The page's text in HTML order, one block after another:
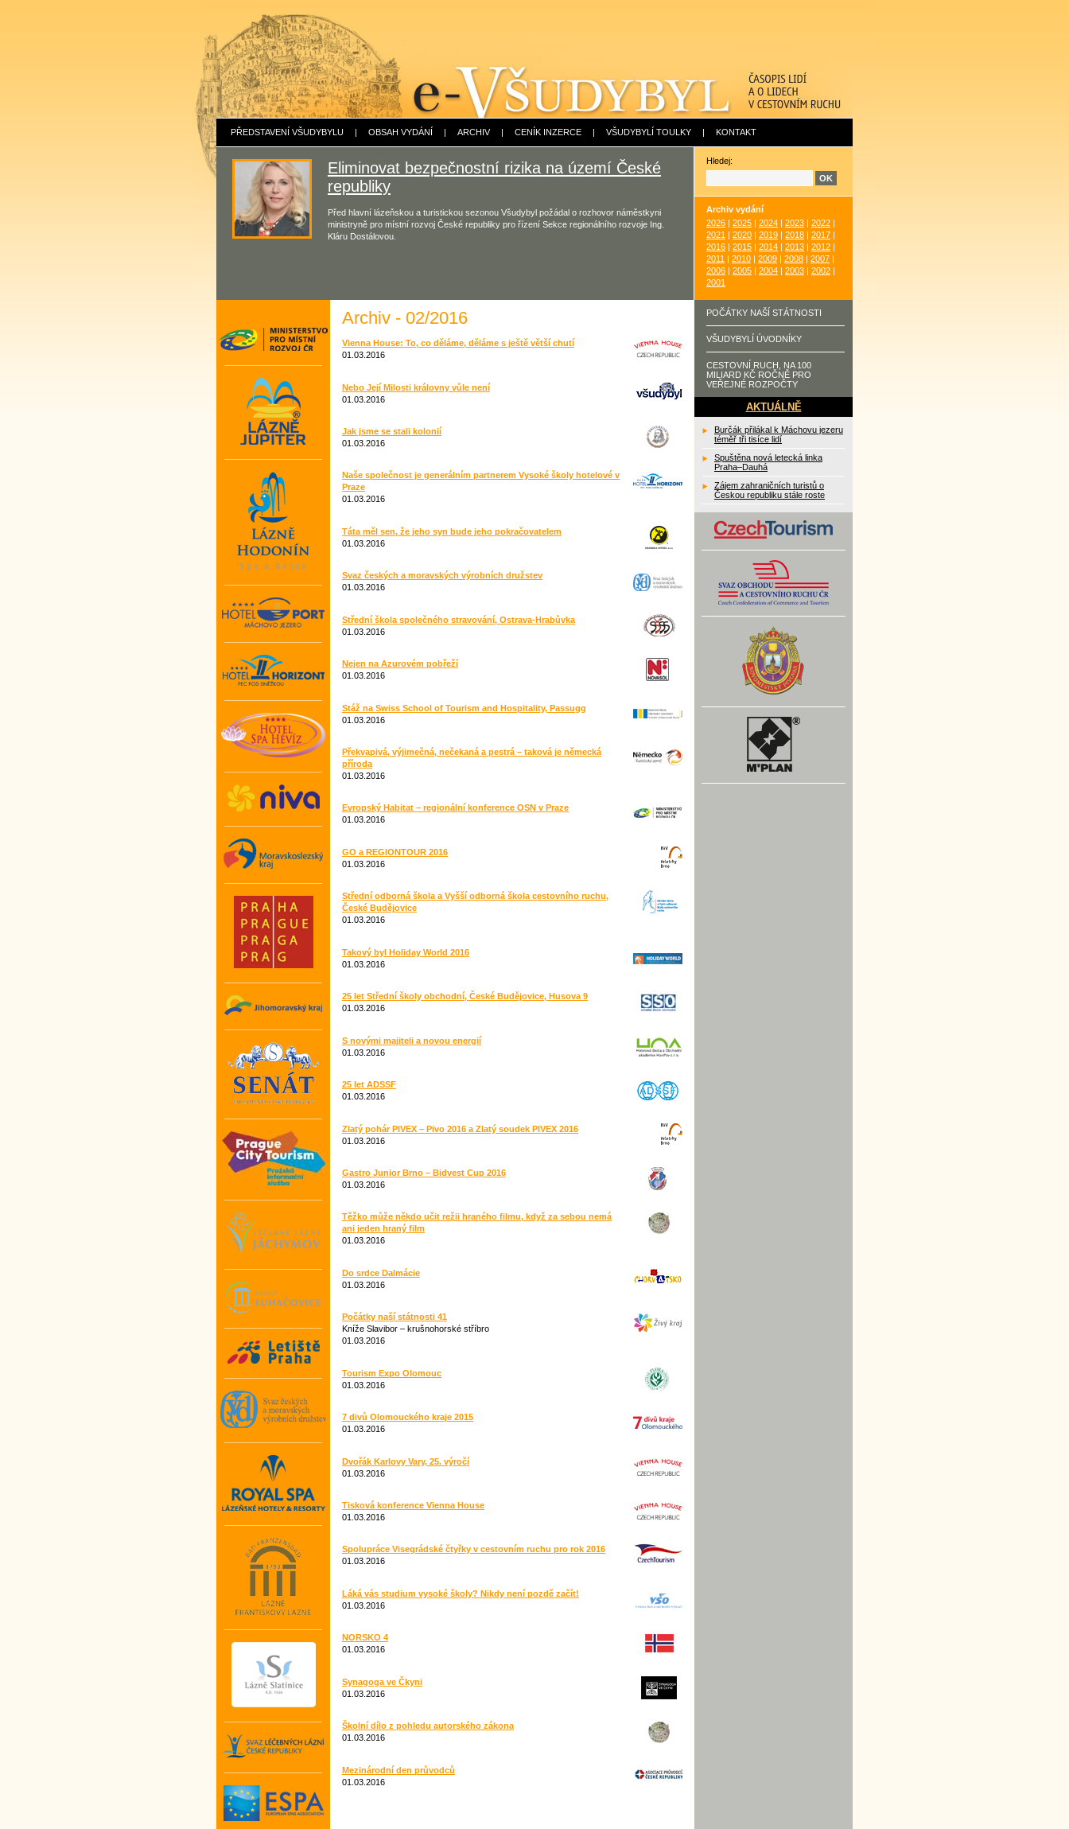
PŘEDSTAVENÍ VŠUDYBYLU | OBSAH VYDÁNÍ | ARCHIV | CENÍK INZERCE | VŠUDYBYLÍ TOULKY | KONTAKT
Eliminovat bezpečnostní rizika na území České
republiky
Před hlavní lázeňskou a turistickou sezonou Všudybyl požádal o rozhovor náměstkyni
ministryně pro místní rozvoj České republiky pro řízení Sekce regionálního rozvoje Ing.
Kláru Dostálovou.
Hledej:
Archiv vydání
2026
2025 2024 2023 2022
2021
2020 2019 2018 2017
2016
2015 2014 2013 2012
2011
2010 2009 2008 2007
2006
2005 2004 2003 2002
2001
Archiv - 02/2016
Vienna House: To, co děláme, děláme s ještě větší chutí
01.03.2016
Nebo Její Milosti královny vůle není
01.03.2016
Jak jsme se stali kolonií
01.03.2016
Naše společnost je generálním partnerem Vysoké školy hotelové v
Praze
01.03.2016
Táta měl sen, že jeho syn bude jeho pokračovatelem
01.03.2016
Svaz českých a moravských výrobních družstev
01.03.2016
Střední škola společného stravování, Ostrava-Hrabůvka
01.03.2016
Nejen na Azurovém pobřeží
01.03.2016
Stáž na Swiss School of Tourism and Hospitality, Passugg
01.03.2016
Překvapivá, výjimečná, nečekaná a pestrá – taková je německá
příroda
01.03.2016
Evropský Habitat – regionální konference OSN v Praze
01.03.2016
GO a REGIONTOUR 2016
01.03.2016
Střední odborná škola a Vyšší odborná škola cestovního ruchu,
České Budějovice
01.03.2016
Takový byl Holiday World 2016
01.03.2016
25 let Střední školy obchodní, České Budějovice, Husova 9
01.03.2016
S novými majiteli a novou energií
01.03.2016
25 let ADSSF
01.03.2016
Zlatý pohár PIVEX – Pivo 2016 a Zlatý soudek PIVEX 2016
01.03.2016
Gastro Junior Brno – Bidvest Cup 2016
01.03.2016
Těžko může někdo učit režii hraného filmu, když za sebou nemá
ani jeden hraný film
01.03.2016
Do srdce Dalmácie
01.03.2016
Počátky naší státnosti 41
Kníže Slavibor – krušnohorské stříbro
01.03.2016
Tourism Expo Olomouc
01.03.2016
7 divů Olomouckého kraje 2015
01.03.2016
Dvořák Karlovy Vary, 25. výročí
01.03.2016
Tisková konference Vienna House
01.03.2016
Spolupráce Visegrádské čtyřky v cestovním ruchu pro rok 2016
01.03.2016
Láká vás studium vysoké školy? Nikdy není pozdě začít!
01.03.2016
NORSKO 4
01.03.2016
Synagoga ve Čkyni
01.03.2016
Školní dílo z pohledu autorského zákona
01.03.2016
Mezinárodní den průvodců
01.03.2016
POČÁTKY NAŠÍ STÁTNOSTI
VŠUDYBYLÍ ÚVODNÍKY
CESTOVNÍ RUCH, NA 100
MILIARD KČ ROČNĚ PRO
VEŘEJNÉ ROZPOČTY
AKTUÁLNĚ
Burčák přilákal k Máchovu jezeru
téměř tři tisíce lidí
Spuštěna nová letecká linka
Praha–Dauhá
Zájem zahraničních turistů o
Českou republiku stále roste